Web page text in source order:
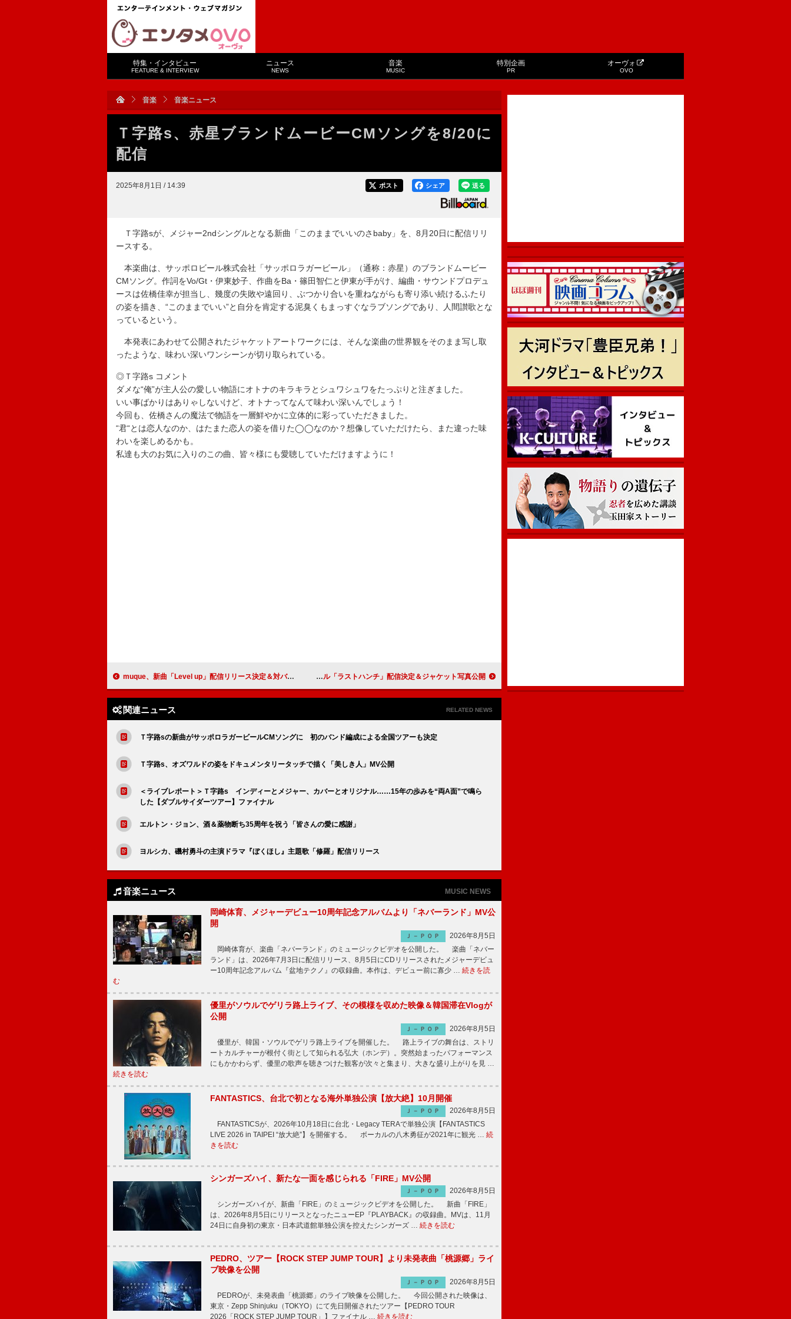
特集・インタビュー
FEATURE & INTERVIEW
ニュース
NEWS
音楽
MUSIC
特別企画
PR
オーヴォ
OVO
音楽 音楽ニュース
Ｔ字路s、赤星ブランドムービーCMソングを8/20に
配信
2025年8月1日 / 14:39 送る
シェア
ポスト
Ｔ字路sが、メジャー2ndシングルとなる新曲「このままでいいのさbaby」を、8月20日に配信リリ
ースする。
本楽曲は、サッポロビール株式会社「サッポロラガービール」（通称：赤星）のブランドムービー
CMソング。作詞をVo/Gt・伊東妙子、作曲をBa・篠田智仁と伊東が手がけ、編曲・サウンドプロデュ
ースは佐橋佳幸が担当し、幾度の失敗や遠回り、ぶつかり合いを重ねながらも寄り添い続けるふたり
の姿を描き、“このままでいい”と自分を肯定する泥臭くもまっすぐなラブソングであり、人間讃歌とな
っているという。
本発表にあわせて公開されたジャケットアートワークには、そんな楽曲の世界観をそのまま写し取
ったような、味わい深いワンシーンが切り取られている。
◎Ｔ字路s コメント
ダメな“俺”が主人公の愛しい物語にオトナのキラキラとシュワシュワをたっぷりと注ぎました。
いい事ばかりはありゃしないけど、オトナってなんて味わい深いんでしょう！
今回も、佐橋さんの魔法で物語を一層鮮やかに立体的に彩っていただきました。
“君“とは恋人なのか、はたまた恋人の姿を借りた◯◯なのか？想像していただけたら、また違った味
わいを楽しめるかも。
私達も大のお気に入りのこの曲、皆々様にも愛聴していただけますように！
muque、新曲「Level up」配信リリース決定＆対バンツアー【PLAYPARK 4】開催へ レトロリロン、メジャー2ndシングル「ラストハンチ」配信決定＆ジャケット写真公開
関連ニュース RELATED NEWS
Ｔ字路sの新曲がサッポロラガービールCMソングに 初のバンド編成による全国ツアーも決定
Ｔ字路s、オズワルドの姿をドキュメンタリータッチで描く「美しき人」MV公開
＜ライブレポート＞Ｔ字路s インディーとメジャー、カバーとオリジナル……15年の歩みを“両A面”で鳴ら
した【ダブルサイダーツアー】ファイナル
エルトン・ジョン、酒＆薬物断ち35周年を祝う「皆さんの愛に感謝」
ヨルシカ、磯村勇斗の主演ドラマ『ぼくほし』主題歌「修羅」配信リリース
音楽ニュース MUSIC NEWS
岡崎体育、メジャーデビュー10周年記念アルバムより「ネバーランド」MV公
開
Ｊ－ＰＯＰ
2026年8月5日
岡崎体育が、楽曲「ネバーランド」のミュージックビデオを公開した。 楽曲「ネバー
ランド」は、2026年7月3日に配信リリース、8月5日にCDリリースされたメジャーデビュ
ー10周年記念アルバム『盆地テクノ』の収録曲。本作は、デビュー前に寡少 … 続きを読
む
優里がソウルでゲリラ路上ライブ、その模様を収めた映像＆韓国滞在Vlogが
公開
Ｊ－ＰＯＰ
2026年8月5日
優里が、韓国・ソウルでゲリラ路上ライブを開催した。 路上ライブの舞台は、ストリ
ートカルチャーが根付く街として知られる弘大（ホンデ）。突然始まったパフォーマンス
にもかかわらず、優里の歌声を聴きつけた観客が次々と集まり、大きな盛り上がりを見 …
続きを読む
FANTASTICS、台北で初となる海外単独公演【放大絶】10月開催
Ｊ－ＰＯＰ
2026年8月5日
FANTASTICSが、2026年10月18日に台北・Legacy TERAで単独公演【FANTASTICS
LIVE 2026 in TAIPEI “放大絶”】を開催する。 ボーカルの八木勇征が2021年に観光 … 続
きを読む
シンガーズハイ、新たな一面を感じられる「FIRE」MV公開
Ｊ－ＰＯＰ
2026年8月5日
シンガーズハイが、新曲「FIRE」のミュージックビデオを公開した。 新曲「FIRE」
は、2026年8月5日にリリースとなったニューEP『PLAYBACK』の収録曲。MVは、11月
24日に自身初の東京・日本武道館単独公演を控えたシンガーズ … 続きを読む
PEDRO、ツアー【ROCK STEP JUMP TOUR】より未発表曲「桃源郷」ライ
ブ映像を公開
Ｊ－ＰＯＰ
2026年8月5日
PEDROが、未発表曲「桃源郷」のライブ映像を公開した。 今回公開された映像は、
東京・Zepp Shinjuku（TOKYO）にて先日開催されたツアー【PEDRO TOUR
2026「ROCK STEP JUMP TOUR」】ファイナル … 続きを読む